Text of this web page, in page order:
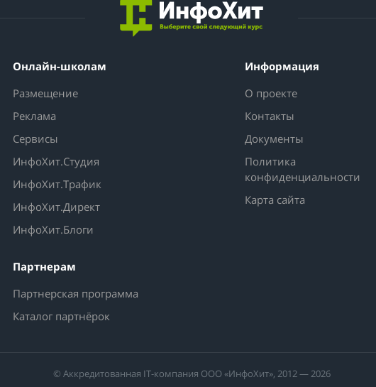
Онлайн-школам
Размещение
Реклама
Сервисы
ИнфоХит.Студия
ИнфоХит.Трафик
ИнфоХит.Директ
ИнфоХит.Блоги
Партнерам
Партнерская программа
Каталог партнёрок
Информация
О проекте
Контакты
Документы
Политика
конфиденциальности
Карта сайта
© Аккредитованная IT-компания ООО «ИнфоХит», 2012 — 2026